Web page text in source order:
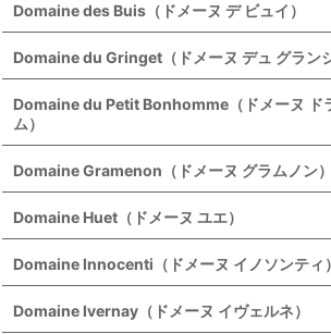
Domaine des Buis（ドメーヌ デ ビュイ）
Domaine du Gringet（ドメーヌ デュ グラン
Domaine du Petit Bonhomme（ドメーヌ ド
ム）
Domaine Gramenon（ドメーヌ グラムノン）
Domaine Huet（ドメーヌ ユエ）
Domaine Innocenti（ドメーヌ イノソンティ）
Domaine Ivernay（ドメーヌ イヴェルネ）